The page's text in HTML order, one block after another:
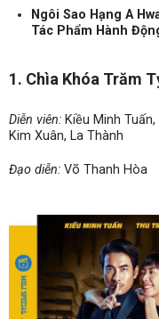
Ngôi Sao Hạng A
Tác Phẩm Hành
1. Chìa Khóa Trăm
Diễn viên: Kiều Minh
Kim Xuân, La Thành
Đạo diễn: Võ Thanh Hòa